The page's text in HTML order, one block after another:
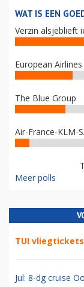
WAT IS EEN
Verzin alsjeblieft
European
The Blue Group
Air-France-KLM-
Meer polls
TUI vliegtickets
Jul: 8-dg cruise